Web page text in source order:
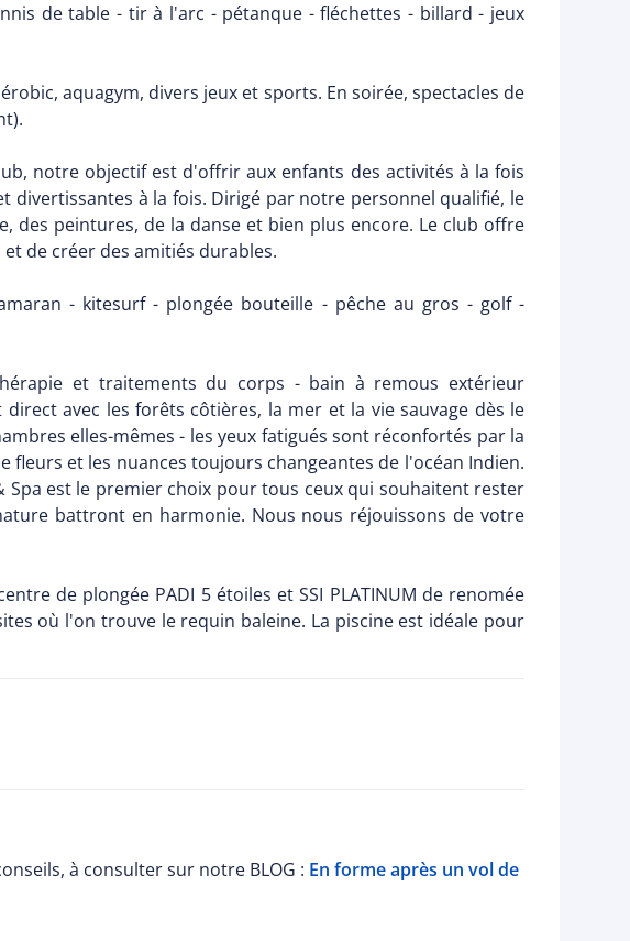
de table - tir à l'arc - pétanque - fléchettes - billard - jeux
aquagym, divers jeux et sports. En soirée, spectacles de
notre objectif est d'offrir aux enfants des activités à la fois
divertissantes à la fois. Dirigé par notre personnel qualifié, le
des peintures, de la danse et bien plus encore. Le club offre
de créer des amitiés durables.
- kitesurf - plongée bouteille - pêche au gros - golf -
et traitements du corps - bain à remous extérieur
avec les forêts côtières, la mer et la vie sauvage dès le
elles-mêmes - les yeux fatigués sont réconfortés par la
et les nuances toujours changeantes de l'océan Indien.
est le premier choix pour tous ceux qui souhaitent rester
battront en harmonie. Nous nous réjouissons de votre
de plongée PADI 5 étoiles et SSI PLATINUM de renomée
où l'on trouve le requin baleine. La piscine est idéale pour
à consulter sur notre BLOG : En forme après un vol de